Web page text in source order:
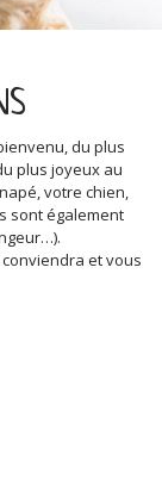
du plus
plus joyeux au
votre chien,
sont également
et vous